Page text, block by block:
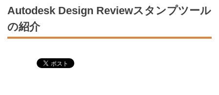
Autodesk Design Reviewスタンプツール
の紹介